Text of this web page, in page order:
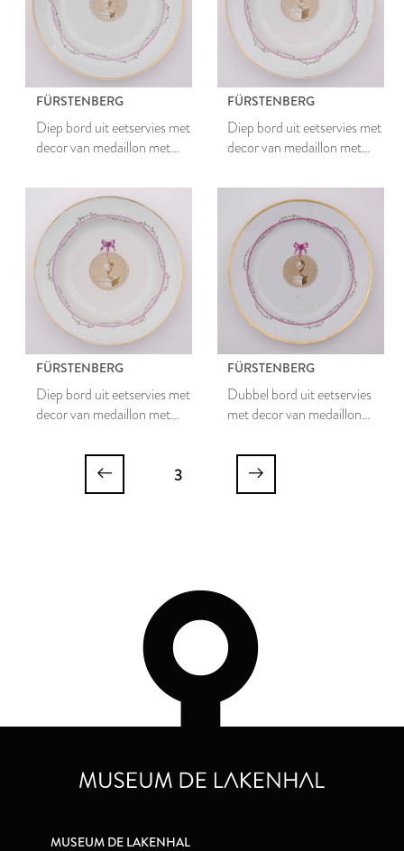
FÜRSTENBERG
Diep bord uit eetservies met
decor van medaillon met
FÜRSTENBERG
Diep bord uit eetservies met
decor van medaillon met
FÜRSTENBERG
Diep bord uit eetservies met
decor van medaillon met
FÜRSTENBERG
Dubbel bord uit eetservies
met decor van medaillon
guirlandes
3
MUSEUM DE LAKENHAL